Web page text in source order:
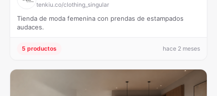
tenkiu.co/clothing_singular
Tienda de moda femenina con prendas de estampados
audaces.
5 productos hace 2 meses